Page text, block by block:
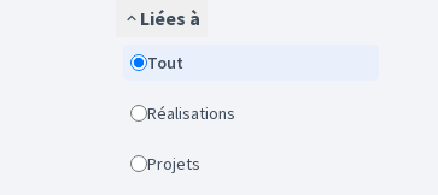
Liées à
Tout
Réalisations
Projets